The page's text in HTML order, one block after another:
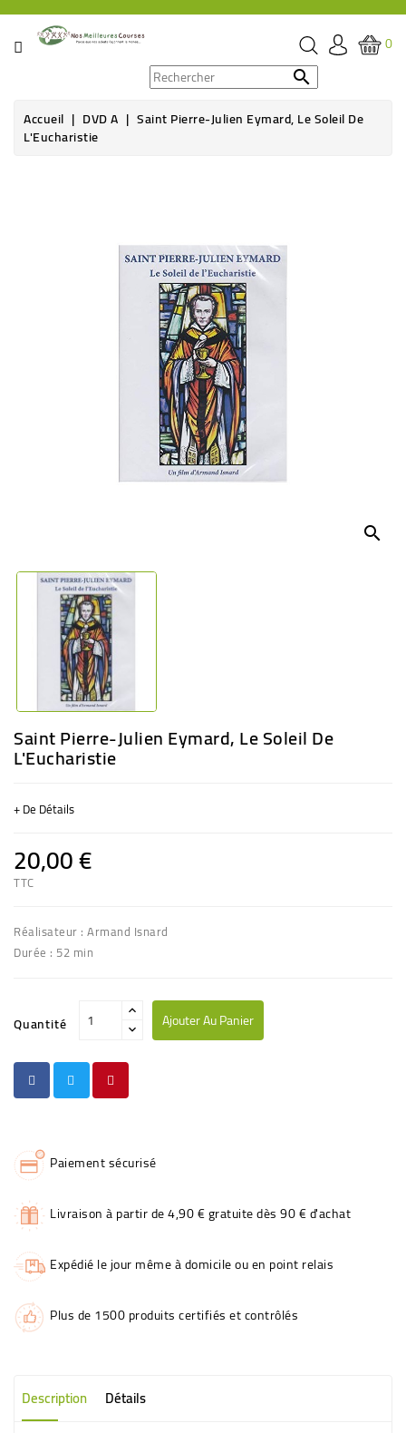
CATÉGORIE
ÉPICERIE
0

Accueil DVD A Saint Pierre-Julien Eymard, Le Soleil De
L'Eucharistie
search
Saint Pierre-Julien Eymard, Le Soleil De
L'Eucharistie
+ De Détails
20,00 €
TTC
Réalisateur : Armand Isnard
Durée : 52 min
Quantité Ajouter Au Panier
Paiement sécurisé
Livraison à partir de 4,90 € gratuite dès 90 € d'achat
Expédié le jour même à domicile ou en point relais
Plus de 1500 produits certifiés et contrôlés
Description Détails